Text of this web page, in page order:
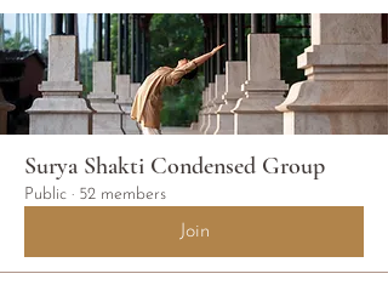
Surya Shakti Condensed Group
Public · 52 members
Join